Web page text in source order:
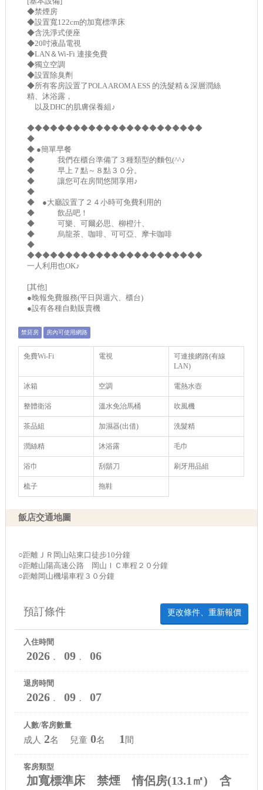
◆禁煙房
◆設置寬122cm的加寬標準床
◆含洗淨式便座
◆20吋液晶電視
◆LAN＆Wi-Fi 連接免費
◆獨立空調
◆設置除臭劑
◆所有客房設置了POLA AROMA ESS 的洗髮精＆深層潤絲
精、沐浴露，
以及DHC的肌膚保養組♪
◆◆◆◆◆◆◆◆◆◆◆◆◆◆◆◆◆◆◆◆◆◆◆
◆
◆ ●簡單早餐
◆ 我們在櫃台準備了３種類型的麵包(^^♪
◆ 早上７點～８點３０分。
◆ 讓您可在房間悠閒享用♪
◆
◆ ●大廳設置了２４小時可免費利用的
◆ 飲品吧！
◆ 可樂、可爾必思、柳橙汁、
◆ 烏龍茶、咖啡、可可亞、摩卡咖啡
◆
◆◆◆◆◆◆◆◆◆◆◆◆◆◆◆◆◆◆◆◆◆◆◆
一人利用也OK♪
[其他]
●晚報免費服務(平日與週六、櫃台)
●設有各種自動販賣機
禁菸房 房內可使用網路
免費Wi-Fi 電視
可連接網路(有線
LAN)
冰箱 空調 電熱水壺
整體衛浴 溫水免治馬桶 吹風機
茶品組 加濕器(出借) 洗髮精
潤絲精 沐浴露 毛巾
浴巾 刮鬍刀 刷牙用品組
梳子 拖鞋
飯店交通地圖
○距離ＪＲ岡山站東口徒步10分鐘
○距離山陽高速公路 岡山ＩＣ車程２０分鐘
○距離岡山機場車程３０分鐘
更改條件、重新報價
預訂條件
入住時間
2026． 09． 06
退房時間
2026． 09． 07
人數/客房數量
成人 2名 兒童 0名 1 間
客房類型
加寬標準床 禁煙 情侶房(13.1㎡) 含